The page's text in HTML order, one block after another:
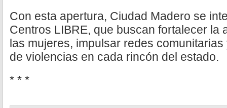
Con esta apertura, Ciudad Madero se
Centros LIBRE, que buscan fortalecer la
las mujeres, impulsar redes
de violencias en cada rincón del estado.
* * *